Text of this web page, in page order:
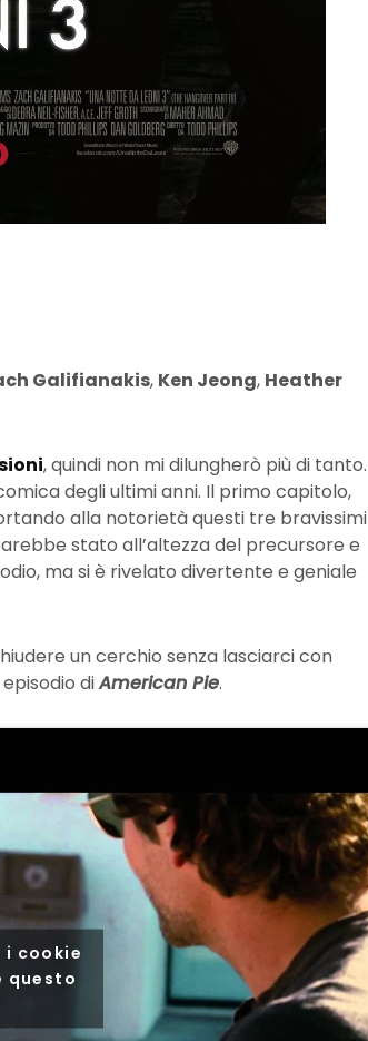
Galifianakis, Ken Jeong, Heather
, quindi non mi dilungherò più di tanto.
degli ultimi anni. Il primo capitolo,
alla notorietà questi tre bravissimi
stato all’altezza del precursore e
ma si è rivelato divertente e geniale
un cerchio senza lasciarci con
diAmerican Pie.
cookie
questo